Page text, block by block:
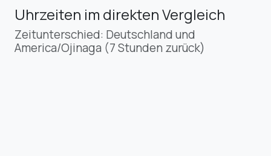
Uhrzeiten im direkten Vergleich
Zeitunterschied: Deutschland und
America/Ojinaga (7 Stunden zurück)